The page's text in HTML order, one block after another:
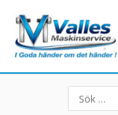
innehåll
Search
for: